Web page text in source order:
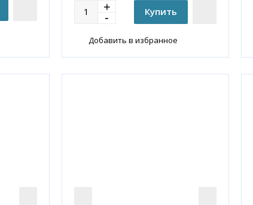
Добавить в избранное